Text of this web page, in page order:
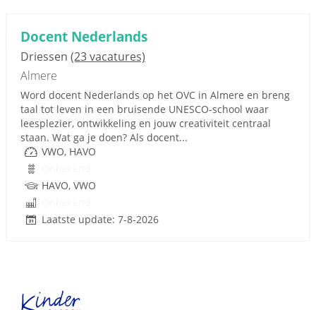
Docent Nederlands
Driessen (23 vacatures)
Almere
Word docent Nederlands op het OVC in Almere en breng
taal tot leven in een bruisende UNESCO-school waar
leesplezier, ontwikkeling en jouw creativiteit centraal
staan. Wat ga je doen? Als docent...
VWO, HAVO
HAVO, VWO
Laatste update: 7-8-2026